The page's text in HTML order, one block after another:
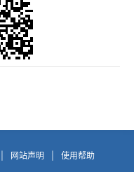
网站声明 使用帮助